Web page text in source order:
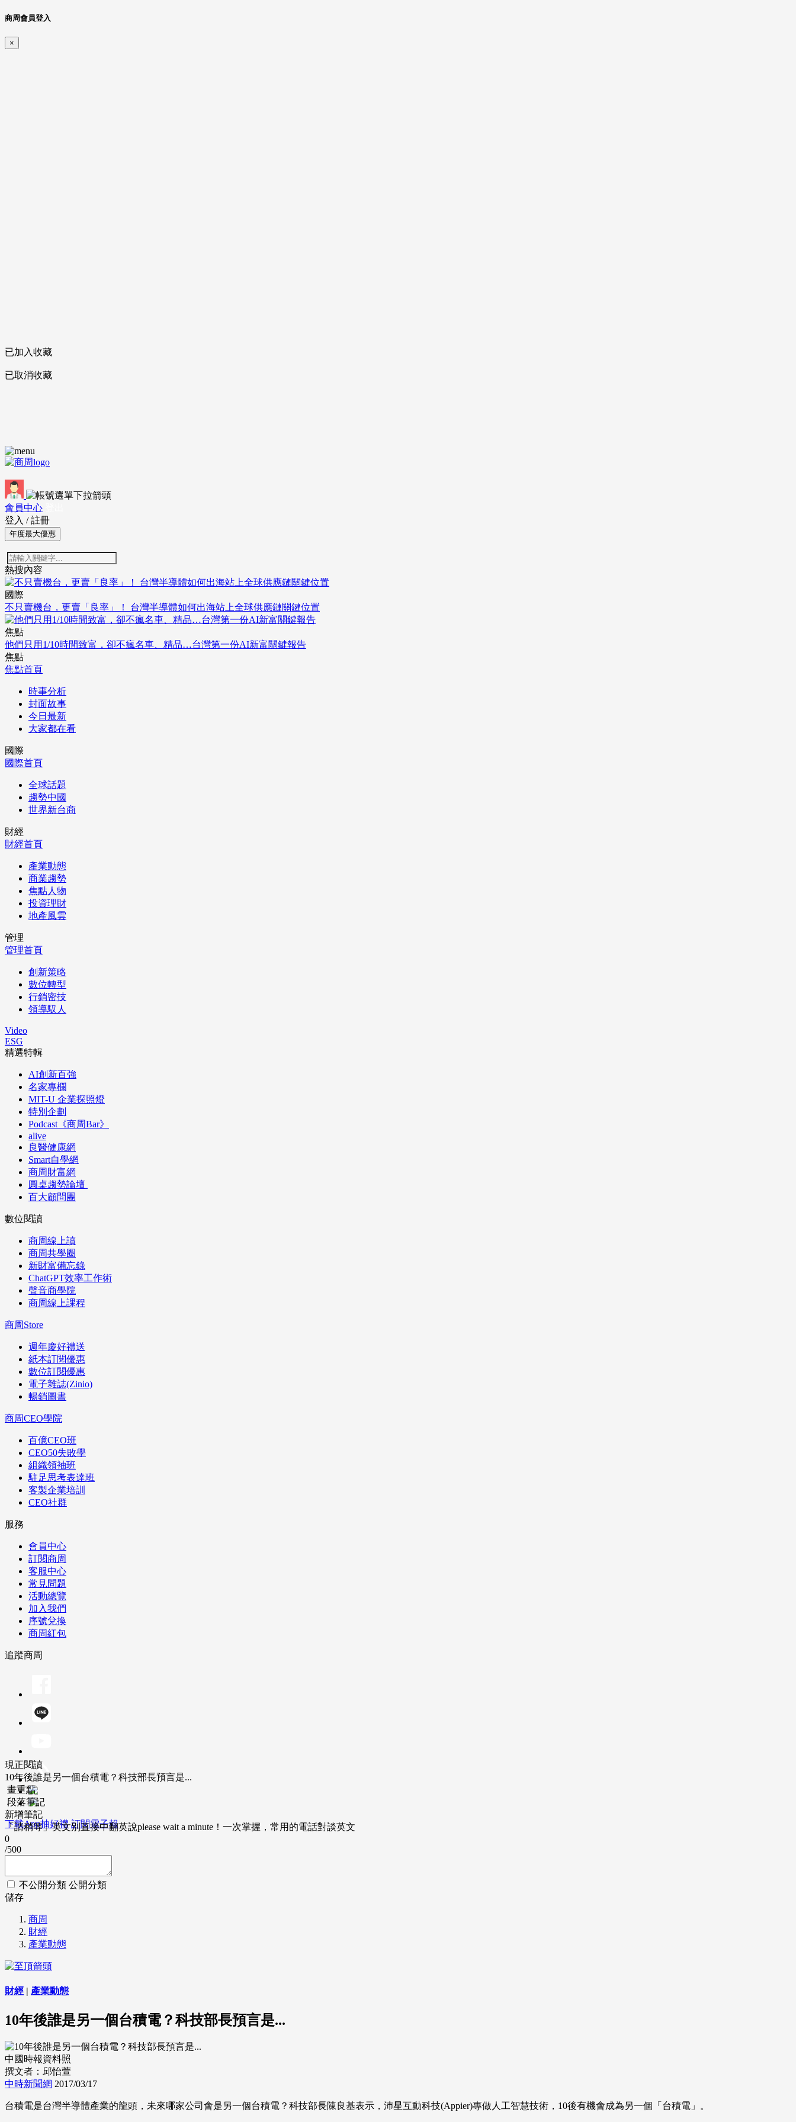
商周會員登入
×
已加入收藏
已取消收藏
會員中心
登入 / 註冊
年度最大優惠
熱搜內容
國際
不只賣機台，更賣「良率」！ 台灣半導體如何出海站上全球供應鏈關鍵位置
焦點
他們只用1/10時間致富，卻不瘋名車、精品…台灣第一份AI新富關鍵報告
焦點
焦點首頁
時事分析
封面故事
今日最新
大家都在看
國際
國際首頁
全球話題
趨勢中國
世界新台商
財經
財經首頁
產業動態
商業趨勢
焦點人物
投資理財
地產風雲
管理
管理首頁
創新策略
數位轉型
行銷密技
領導馭人
Video
ESG
精選特輯
AI創新百強
名家專欄
MIT-U 企業探照燈
特別企劃
Podcast《商周Bar》
alive
良醫健康網
Smart自學網
商周財富網
圓桌趨勢論壇
百大顧問團
數位閱讀
商周線上讀
商周共學圈
新財富備忘錄
ChatGPT效率工作術
聲音商學院
商周線上課程
商周Store
週年慶好禮送
紙本訂閱優惠
數位訂閱優惠
電子雜誌(Zinio)
暢銷圖書
商周CEO學院
百億CEO班
CEO50失敗學
組織領袖班
駐足思考表達班
客製企業培訓
CEO社群
服務
會員中心
訂閱商周
客服中心
常見問題
活動總覽
加入我們
序號兌換
商周紅包
追蹤商周
下載App抽好禮 訂閱電子報
現正閱讀
10年後誰是另一個台積電？科技部長預言是...
畫重點
段落筆記
新增筆記
「請稍等」英文別直接中翻英說please wait a minute！一次掌握，常用的電話對談英文
0
/500
不公開分類 公開分類
儲存
商周
財經
產業動態
財經 | 產業動態
10年後誰是另一個台積電？科技部長預言是...
中國時報資料照
撰文者：邱怡萱
中時新聞網 2017/03/17
台積電是台灣半導體產業的龍頭，未來哪家公司會是另一個台積電？科技部長陳良基表示，沛星互動科技(Appier)專做人工智慧技術，10後有機會成為另一個「台積電」。